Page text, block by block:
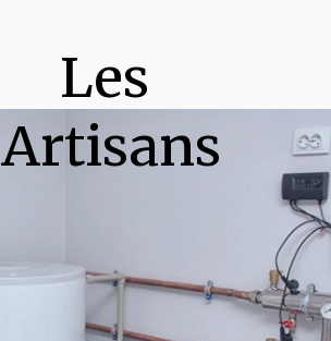
Les
Artisans